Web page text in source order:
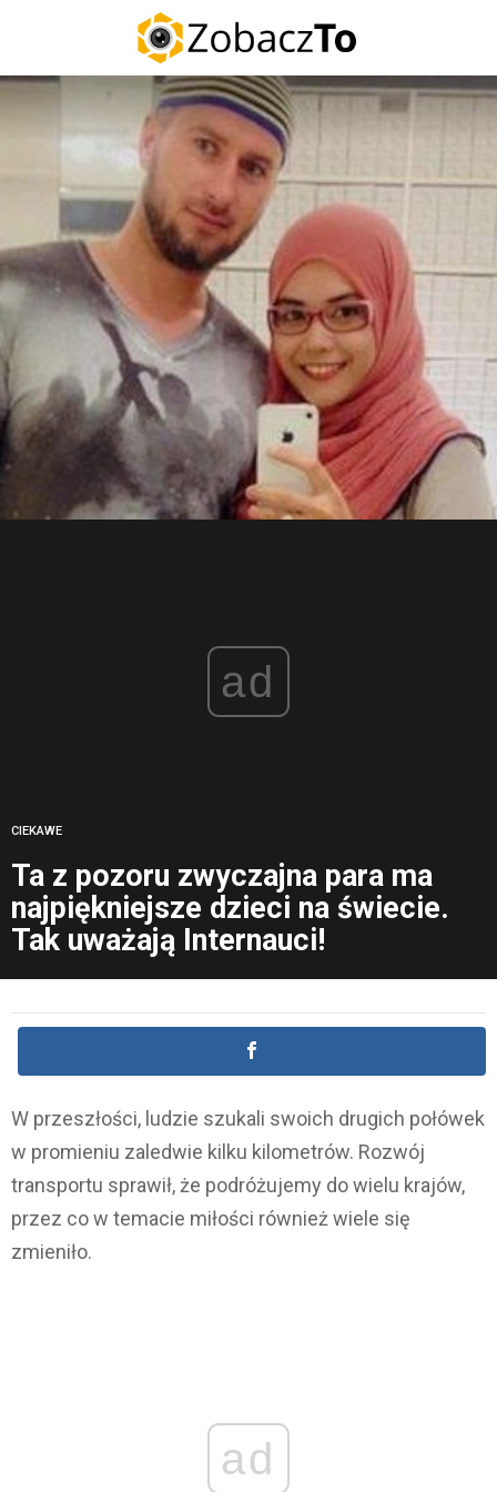
ad
CIEKAWE
Ta z pozoru zwyczajna para ma
najpiękniejsze dzieci na świecie.
Tak uważają Internauci!
W przeszłości, ludzie szukali swoich drugich połówek
w promieniu zaledwie kilku kilometrów. Rozwój
transportu sprawił, że podróżujemy do wielu krajów,
przez co w temacie miłości również wiele się
zmieniło.
ad